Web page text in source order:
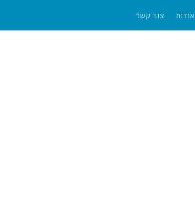
אודות צור קשר